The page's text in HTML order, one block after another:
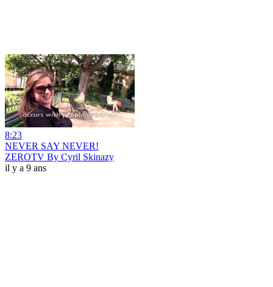
8:23
NEVER SAY NEVER!
ZEROTV By Cyril Skinazy
il y a 9 ans